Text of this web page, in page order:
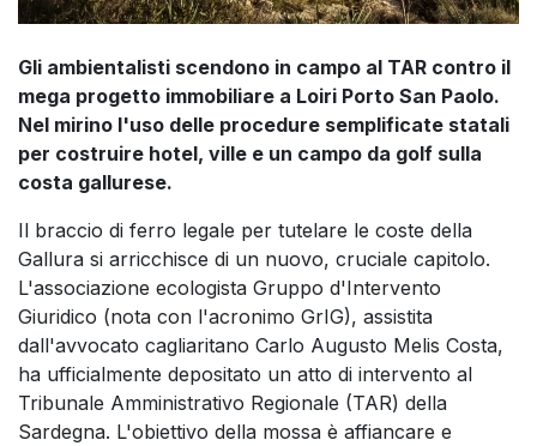
Gli ambientalisti scendono in campo al TAR contro il
mega progetto immobiliare a Loiri Porto San Paolo.
Nel mirino l'uso delle procedure semplificate statali
per costruire hotel, ville e un campo da golf sulla
costa gallurese.
Il braccio di ferro legale per tutelare le coste della
Gallura si arricchisce di un nuovo, cruciale capitolo.
L'associazione ecologista Gruppo d'Intervento
Giuridico (nota con l'acronimo GrIG), assistita
dall'avvocato cagliaritano Carlo Augusto Melis Costa,
ha ufficialmente depositato un atto di intervento al
Tribunale Amministrativo Regionale (TAR) della
Sardegna. L'obiettivo della mossa è affiancare e